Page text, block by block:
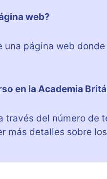
web?
página web
en la Academia
través del número de
más detalles sobre